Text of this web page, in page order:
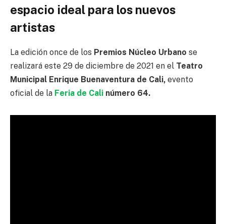
espacio ideal para los nuevos
artistas
La edición once de los Premios Núcleo Urbano se
realizará este 29 de diciembre de 2021 en el Teatro
Municipal Enrique Buenaventura de Cali, evento
oficial de la Feria de Cali número 64.